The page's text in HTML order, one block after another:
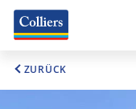
ZURÜCK